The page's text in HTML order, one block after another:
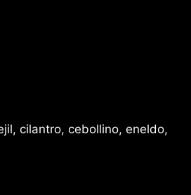
cilantro, cebollino, eneldo,